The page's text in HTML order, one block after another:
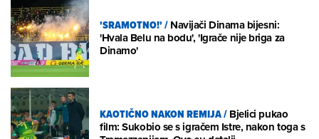
'SRAMOTNO!'/Navijači Dinama bijesni:
'Hvala Belu na bodu', 'Igrače nije briga za
Dinamo'
KAOTIČNO NAKON REMIJA/Bjelici pukao
film: Sukobio se s igračem Istre, nakon toga s